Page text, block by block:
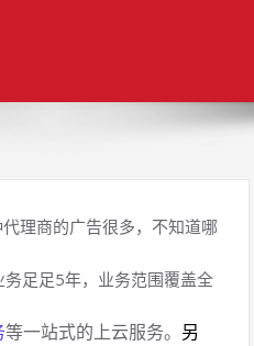
理商的广告很多，不知道哪
足足5年，业务范围覆盖全
等一站式的上云服务。 另